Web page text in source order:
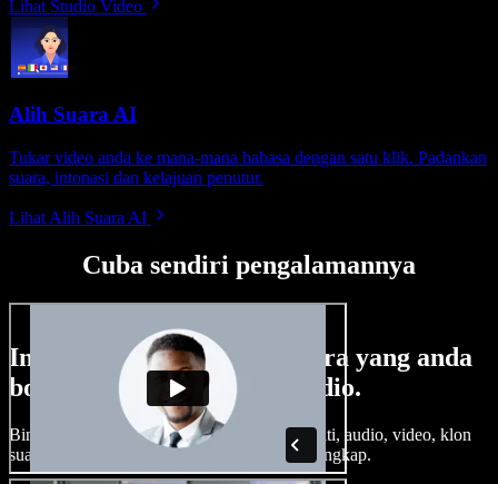
Lihat Studio Video
Alih Suara AI
Tukar video anda ke mana-mana bahasa dengan satu klik. Padankan
suara, intonasi dan kelajuan penutur.
Lihat Alih Suara AI
Cuba sendiri pengalamannya
Ini hanya sebahagian perkara yang anda
boleh buat di Speechify Studio.
Bina suara latar, tambah imej stok tanpa royalti, audio, video, klon
suara anda, untuk projek audio video yang lengkap.